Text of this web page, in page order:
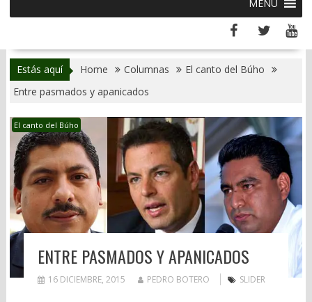
MENU
Estás aquí Home Columnas
El canto del Búho
Entre pasmados y apanicados
El canto del Búho
ENTRE PASMADOS Y APANICADOS
16 DICIEMBRE, 2015 PEDRO BOTERO SLIDER